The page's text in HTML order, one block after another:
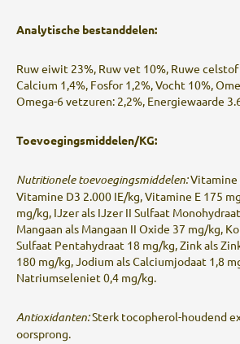
Analytische bestanddelen:
Ruw eiwit 23%, Ruw vet 10%, Ruwe celstof
Calcium 1,4%, Fosfor 1,2%, Vocht 10%,
Omega-6 vetzuren: 2,2%, Energiewaarde
Toevoegingsmiddelen/KG:
Nutritionele toevoegingsmiddelen:Vitamine
Vitamine D3 2.000 IE/kg, Vitamine E 175
mg/kg, IJzer als IJzer II Sulfaat
Mangaan als Mangaan II Oxide 37 mg/kg,
Sulfaat Pentahydraat 18 mg/kg, Zink als
180 mg/kg, Jodium als Calciumjodaat 1,8
Natriumseleniet 0,4 mg/kg.
Antioxidanten:Sterk tocopherol-houdend
oorsprong.